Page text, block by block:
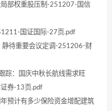
部权重股压制-251207-国信
国证国际-27页.pdf
待重要会议定调-251206-财
踪：国庆中秋长航线需求旺
券-13页.pdf
预计有多少保险资金增配建筑